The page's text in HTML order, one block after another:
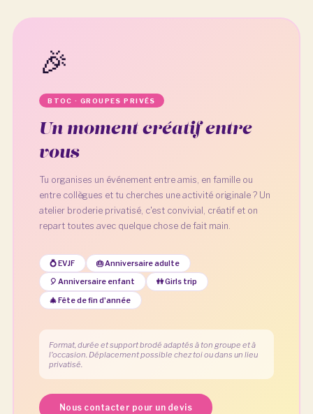
🎉
BTOC · GROUPES PRIVÉS
Un moment créatif entre
vous
Tu organises un événement entre amis, en famille ou
entre collègues et tu cherches une activité originale ? Un
atelier broderie privatisé, c'est convivial, créatif et on
repart toutes avec quelque chose de fait main.
💍 EVJF 🎂 Anniversaire adulte
🎈 Anniversaire enfant 👭 Girls trip
🎄 Fête de fin d'année
Format, durée et support brodé adaptés à ton groupe et à
l'occasion. Déplacement possible chez toi ou dans un lieu
privatisé.
Nous contacter pour un devis